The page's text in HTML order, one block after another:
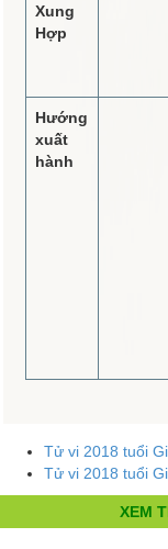
Xung
Hợp
Hướng
xuất
hành
Tử vi 2018 tuổi
Tử vi 2018 tuổi
XEM